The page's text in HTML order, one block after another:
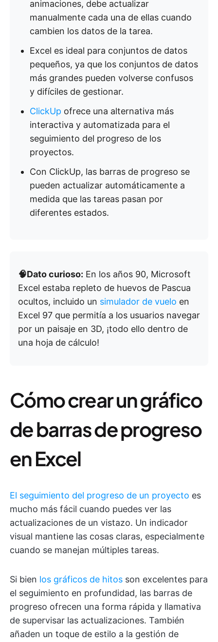
animaciones, debe actualizar
manualmente cada una de ellas cuando
cambien los datos de la tarea.
Excel es ideal para conjuntos de datos
pequeños, ya que los conjuntos de datos
más grandes pueden volverse confusos
y difíciles de gestionar.
ClickUp ofrece una alternativa más
interactiva y automatizada para el
seguimiento del progreso de los
proyectos.
Con ClickUp, las barras de progreso se
pueden actualizar automáticamente a
medida que las tareas pasan por
diferentes estados.
🧠Dato curioso: En los años 90, Microsoft
Excel estaba repleto de huevos de Pascua
ocultos, incluido un simulador de vuelo en
Excel 97 que permitía a los usuarios navegar
por un paisaje en 3D, ¡todo ello dentro de
una hoja de cálculo!
Cómo crear un gráfico
de barras de progreso
en Excel
El seguimiento del progreso de un proyecto es
mucho más fácil cuando puedes ver las
actualizaciones de un vistazo. Un indicador
visual mantiene las cosas claras, especialmente
cuando se manejan múltiples tareas.
Si bien los gráficos de hitos son excelentes para
el seguimiento en profundidad, las barras de
progreso ofrecen una forma rápida y llamativa
de supervisar las actualizaciones. También
añaden un toque de estilo a la gestión de